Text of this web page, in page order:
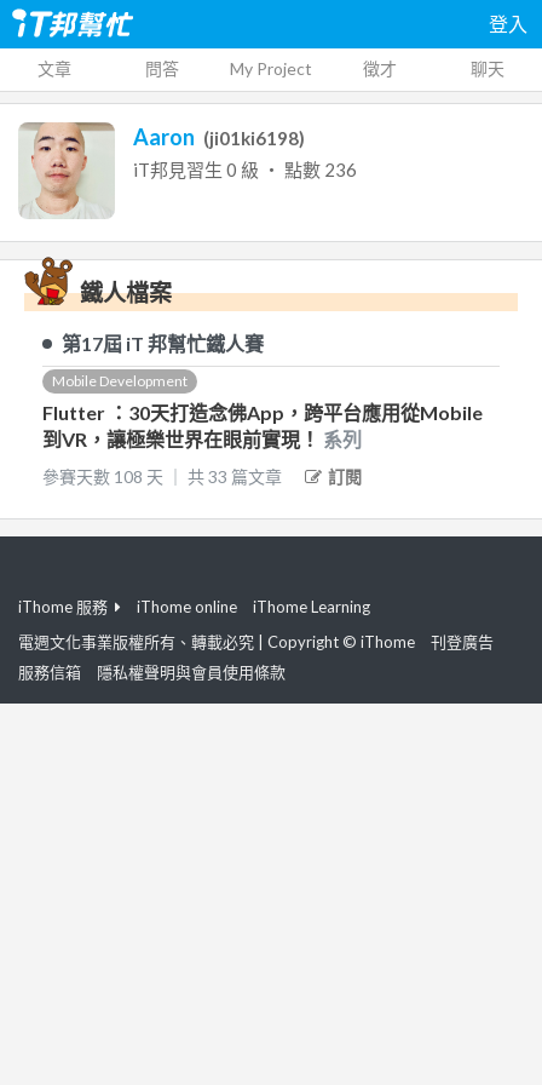
登入
文章 問答 My Project 徵才 聊天
Aaron (ji01ki6198)
iT邦見習生 0 級 ‧ 點數 236
鐵人檔案
第17屆 iT 邦幫忙鐵人賽
Mobile Development
Flutter ：30天打造念佛App，跨平台應用從Mobile
到VR，讓極樂世界在眼前實現！ 系列
參賽天數 108 天 共33 篇文章 訂閱
iThome 服務 iThome online
iThome Learning
電週文化事業版權所有、轉載必究 | Copyright © iThome
刊登廣告
服務信箱
隱私權聲明與會員使用條款